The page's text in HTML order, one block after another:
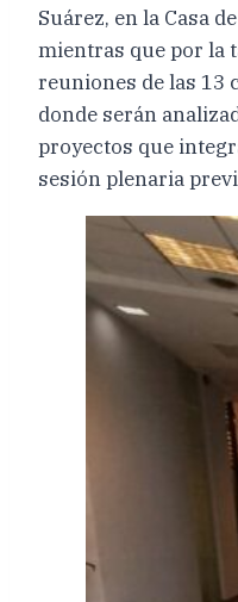
Suárez, en la Casa
mientras que por la
reuniones de las 13
donde serán
proyectos que
sesión plenaria